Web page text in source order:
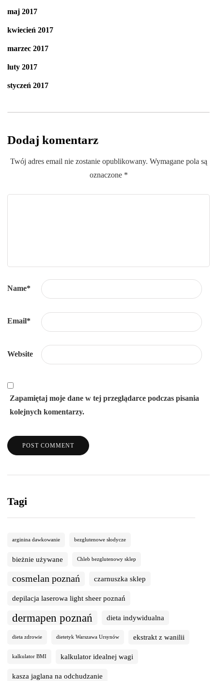
maj 2017
kwiecień 2017
marzec 2017
luty 2017
styczeń 2017
Dodaj komentarz
Twój adres email nie zostanie opublikowany. Wymagane pola są
oznaczone *
Name*
Email*
Website
Zapamiętaj moje dane w tej przeglądarce podczas pisania
kolejnych komentarzy.
Tagi
arginina dawkowanie bezglutenowe słodycze
bieżnie używane Chleb bezglutenowy sklep
cosmelan poznań czarnuszka sklep
depilacja laserowa light sheer poznań
dermapen poznań dieta indywidualna
dieta zdrowie dietetyk Warszawa Ursynów ekstrakt z wanilii
kalkulator BMI kalkulator idealnej wagi
kasza jaglana na odchudzanie